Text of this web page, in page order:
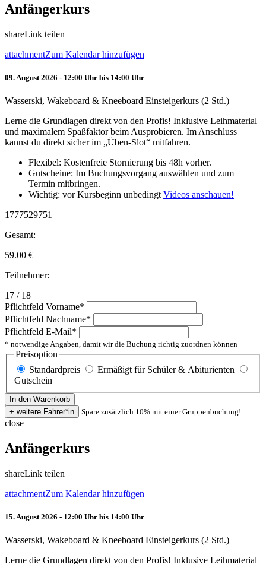
Anfängerkurs
shareLink teilen
attachmentZum Kalendar hinzufügen
09. August 2026 - 12:00 Uhr bis 14:00 Uhr
Wasserski, Wakeboard & Kneeboard Einsteigerkurs (2 Std.)
Lerne die Grundlagen direkt von den Profis! Inklusive Leihmaterial
und maximalem Spaßfaktor beim Ausprobieren. Im Anschluss
kannst du direkt sicher im „Üben-Slot“ mitfahren.
Flexibel: Kostenfreie Stornierung bis 48h vorher.
Gutscheine: Im Buchungsvorgang auswählen und zum
Termin mitbringen.
Wichtig: vor Kursbeginn unbedingt Videos anschauen!
1777529751
Gesamt:
59.00 €
Teilnehmer:
17 / 18
Pflichtfeld Vorname*
Pflichtfeld Nachname*
Pflichtfeld E-Mail*
* notwendige Angaben, damit wir die Buchung richtig zuordnen können
Preisoption
Standardpreis
Ermäßigt für Schüler & Abiturienten
Gutschein
Spare zusätzlich 10% mit einer Gruppenbuchung!
close
Anfängerkurs
shareLink teilen
attachmentZum Kalendar hinzufügen
15. August 2026 - 12:00 Uhr bis 14:00 Uhr
Wasserski, Wakeboard & Kneeboard Einsteigerkurs (2 Std.)
Lerne die Grundlagen direkt von den Profis! Inklusive Leihmaterial